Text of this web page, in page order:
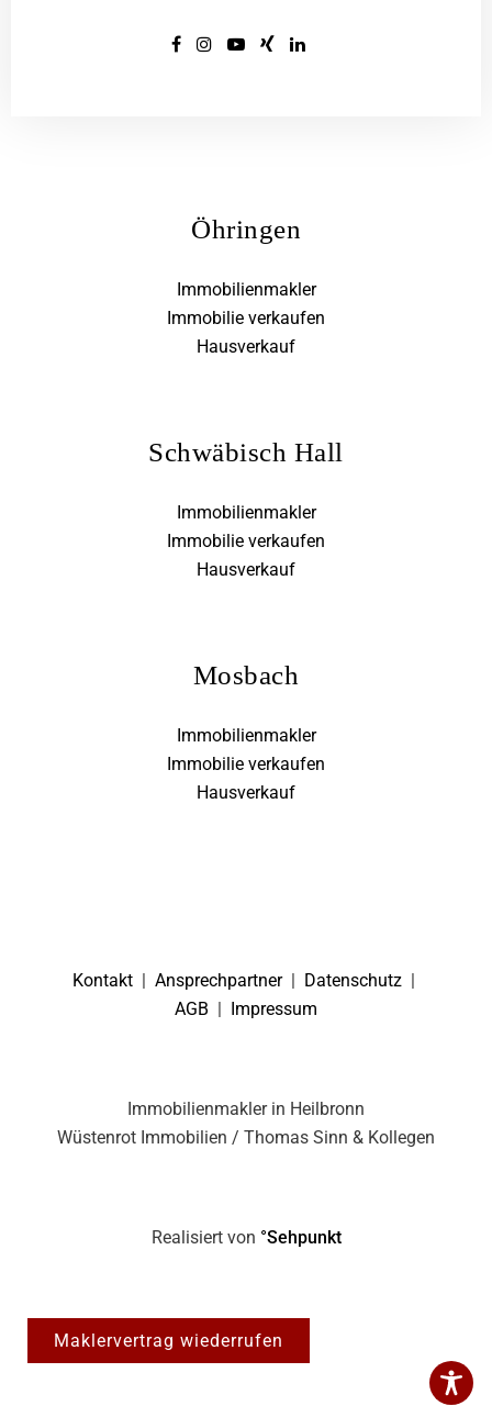
Öhringen
Immobilienmakler
Immobilie verkaufen
Hausverkauf
Schwäbisch Hall
Immobilienmakler
Immobilie verkaufen
Hausverkauf
Mosbach
Immobilienmakler
Immobilie verkaufen
Hausverkauf
Kontakt Ansprechpartner| Datenschutz
AGB
Impressum
Immobilienmakler in Heilbronn
Wüstenrot Immobilien / Thomas Sinn & Kollegen
Realisiert von °Sehpunkt
Maklervertrag wiederrufen